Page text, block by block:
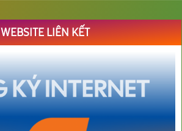
WEBSITE LIÊN KẾT